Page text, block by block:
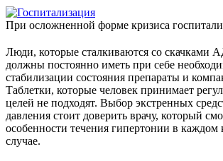
При осложненной форме кризиса
Люди, которые сталкиваются со скачками
должны постоянно иметь при себе
стабилизации состояния препараты и
Таблетки, которые человек принимает
целей не подходят. Выбор экстренных
давления стоит доверить врачу, который
особенности течения гипертонии в каждом
случае.